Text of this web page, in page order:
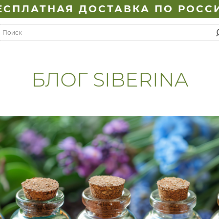
ДОСТАВКА ПО
БЛОГ SIBERINA